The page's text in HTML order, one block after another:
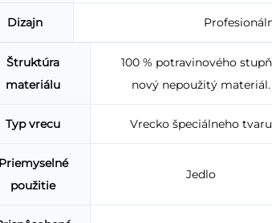
Dizajn
Štruktúra
materiálu
100 % potravinového
nový nepoužitý materiál.
Typ vrecu Vrecko špeciálneho tvaru
použitie
Jedlo